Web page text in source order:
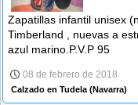
Zapatillas infantil unisex
Timberland , nuevas a
azul marino.P.V.P 95
08 de febrero de 2018
Calzado en Tudela (Navarra)